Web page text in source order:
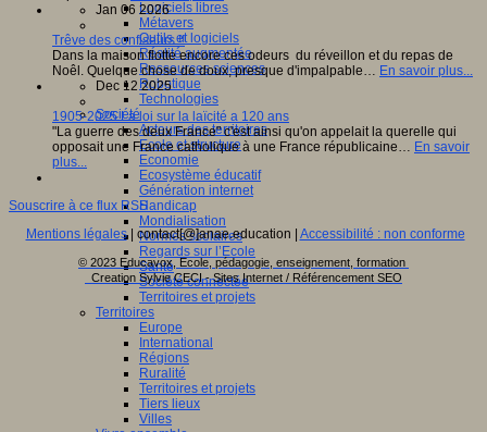
Logiciels libres
Métavers
Outils et logiciels
Réalité augmentée
Ressources sciences
Robotique
Technologies
Société
Acteurs des territoires
Ecole et structure
Economie
Ecosystème éducatif
Génération internet
Handicap
Mondialisation
Normes scolaires
Regards sur l’Ecole
Santé
Société connectée
Territoires et projets
Territoires
Europe
International
Régions
Ruralité
Territoires et projets
Tiers lieux
Villes
Jan 06 2026
Trêve des confiseurs !!
Dans la maison flotte encore ces odeurs du réveillon et du repas de
Noêl. Quelque chose de doux, presque d'impalpable… En savoir plus...
Dec 12 2025
1905-2025 La loi sur la laïcité a 120 ans
"La guerre des deux France" c'est ainsi qu'on appelait la querelle qui
opposait une France catholique à une France républicaine… En savoir
plus...
Souscrire à ce flux RSS
Mentions légales| contact[@]anae.education | Accessibilité : non conforme
© 2023 Educavox, Ecole, pédagogie, enseignement, formation
Creation Sylvie CECI - Sites Internet / Référencement SEO